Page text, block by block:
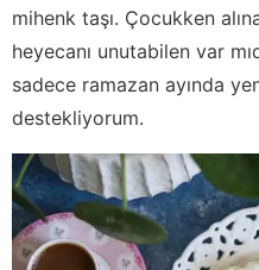
mihenk taşı. Çocukken
heyecanı unutabilen var
sadece ramazan ayında
destekliyorum.